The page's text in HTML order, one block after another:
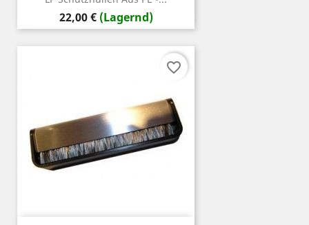
Preis
22,00 € (Lagernd)
favorite_border